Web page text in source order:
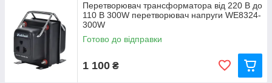
Перетворювач трансформатора від 220 В до
110 В 300W перетворювач напруги WE8324-
300W
Готово до відправки
1 100 ₴